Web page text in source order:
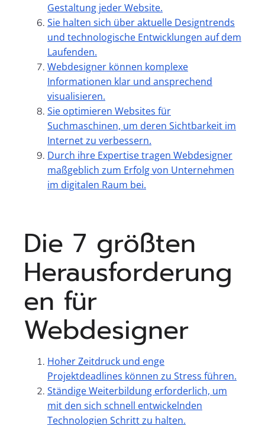
Gestaltung jeder Website.
Sie halten sich über aktuelle Designtrends
und technologische Entwicklungen auf dem
Laufenden.
Webdesigner können komplexe
Informationen klar und ansprechend
visualisieren.
Sie optimieren Websites für
Suchmaschinen, um deren Sichtbarkeit im
Internet zu verbessern.
Durch ihre Expertise tragen Webdesigner
maßgeblich zum Erfolg von Unternehmen
im digitalen Raum bei.
Die 7 größten
Herausforderung
en für
Webdesigner
Hoher Zeitdruck und enge
Projektdeadlines können zu Stress führen.
Ständige Weiterbildung erforderlich, um
mit den sich schnell entwickelnden
Technologien Schritt zu halten.